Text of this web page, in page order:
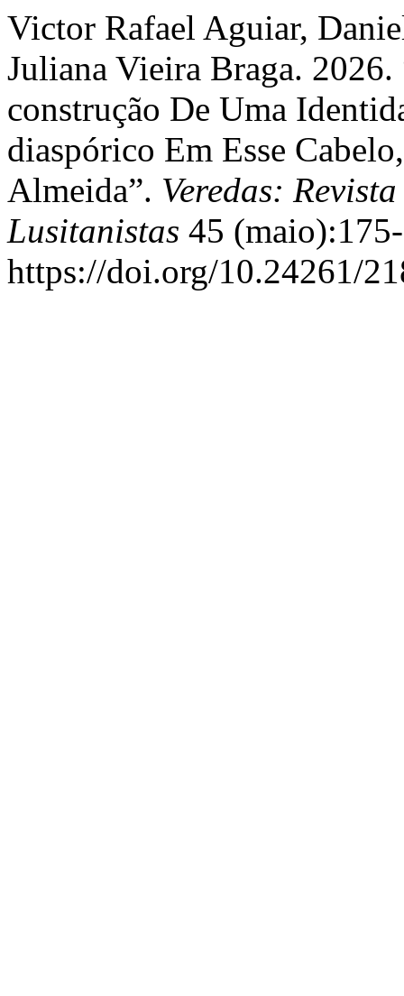
Victor Rafael Aguiar,
Juliana Vieira Braga.
construção De Uma
diaspórico Em Esse
Almeida”. Veredas:
Lusitanistas 45
https://doi.org/10.24261/